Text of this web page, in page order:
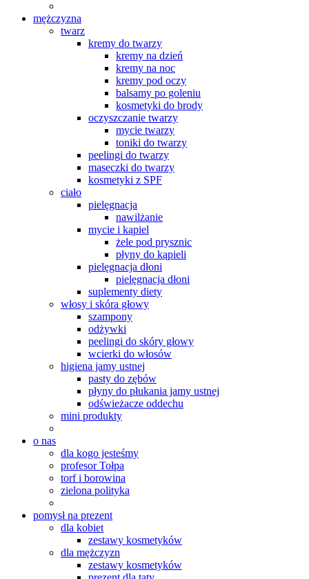
mężczyzna
twarz
kremy do twarzy
kremy na dzień
kremy na noc
kremy pod oczy
balsamy po goleniu
kosmetyki do brody
oczyszczanie twarzy
mycie twarzy
toniki do twarzy
peelingi do twarzy
maseczki do twarzy
kosmetyki z SPF
ciało
pielęgnacja
nawilżanie
mycie i kąpiel
żele pod prysznic
płyny do kąpieli
pielęgnacja dłoni
pielęgnacja dłoni
suplementy diety
włosy i skóra głowy
szampony
odżywki
peelingi do skóry głowy
wcierki do włosów
higiena jamy ustnej
pasty do zębów
płyny do płukania jamy ustnej
odświeżacze oddechu
mini produkty
o nas
dla kogo jesteśmy
profesor Tołpa
torf i borowina
zielona polityka
pomysł na prezent
dla kobiet
zestawy kosmetyków
dla mężczyzn
zestawy kosmetyków